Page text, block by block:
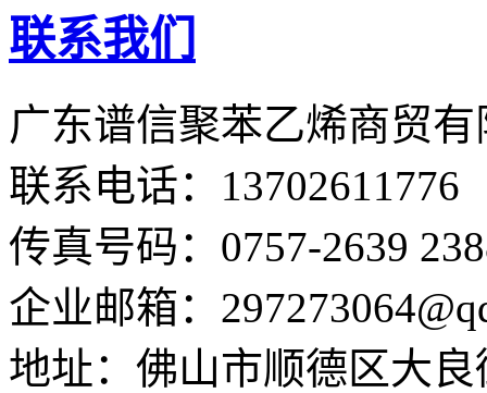
联系我们
广东谱信聚苯乙烯商
联系电话：
传真号码：0757-2639
企业邮箱：
地址：佛山市顺德区大